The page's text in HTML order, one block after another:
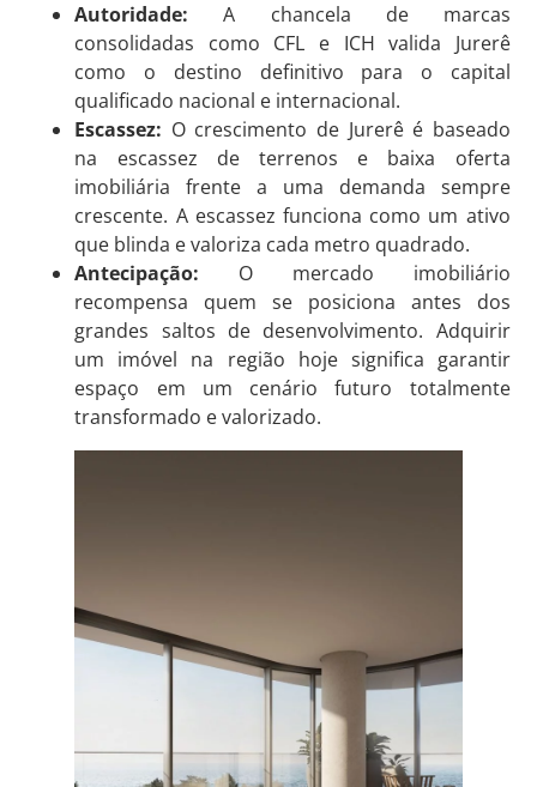
Autoridade: A chancela de marcas
consolidadas como CFL e ICH valida Jurerê
como o destino definitivo para o capital
qualificado nacional e internacional.
Escassez: O crescimento de Jurerê é baseado
na escassez de terrenos e baixa oferta
imobiliária frente a uma demanda sempre
crescente. A escassez funciona como um ativo
que blinda e valoriza cada metro quadrado.
Antecipação: O mercado imobiliário
recompensa quem se posiciona antes dos
grandes saltos de desenvolvimento. Adquirir
um imóvel na região hoje significa garantir
espaço em um cenário futuro totalmente
transformado e valorizado.